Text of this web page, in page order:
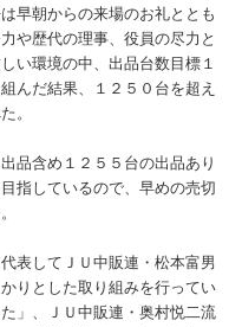
早朝からの来場のお礼ととも
や歴代の理事、役員の尽力と
い環境の中、出品台数目標１
んだ結果、１２５０台を超え
。
品含め１２５５台の出品あり
指しているので、早めの売切
表してＪＵ中販連・松本富男
りとした取り組みを行ってい
」、ＪＵ中販連・奥村悦二流